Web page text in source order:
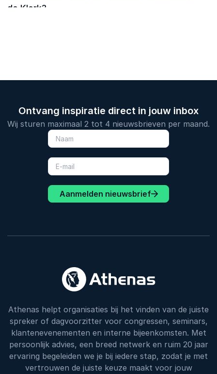
de Klerk?
Ontvang inspiratie direct in jouw inbox
Wij sturen maximaal 2 tot 4 nieuwsbrieven per maand.
Aanmelden nieuwsbrief
Athenas helpt organisaties bij het vinden van de juiste
spreker of dagvoorzitter voor congressen, seminars,
klantenevenementen en interne bijeenkomsten. Met
persoonlijk advies, een breed netwerk en ruim 20 jaar
ervaring begeleiden we je bij iedere stap, zodat je met
vertrouwen de juiste keuze maakt voor jouw